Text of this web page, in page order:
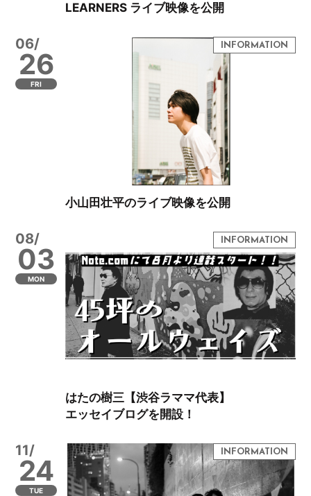
LEARNERS ライブ映像を公開
06/
26
FRI
小山田壮平のライブ映像を公開
08/
03
MON
はたの樹三【渋谷ラママ代表】
エッセイブログを開設！
11/
24
TUE